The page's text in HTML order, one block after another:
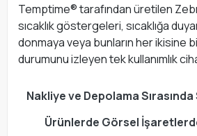
Temptime® tarafından üretilen
sıcaklık göstergeleri, sıcaklığa
donmaya veya bunların her ikisine
durumunu izleyen tek kullanımlık
Nakliye ve Depolama Sırasında
Ürünlerde Görsel